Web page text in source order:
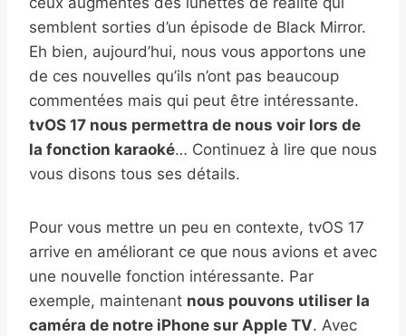
semblent sorties d’un épisode de Black Mirror.
Eh bien, aujourd’hui, nous vous apportons une
de ces nouvelles qu’ils n’ont pas beaucoup
commentées mais qui peut être intéressante.
tvOS 17 nous permettra de nous voir lors de
la fonction karaoké… Continuez à lire que nous
vous disons tous ses détails.
Pour vous mettre un peu en contexte, tvOS 17
arrive en améliorant ce que nous avions et avec
une nouvelle fonction intéressante. Par
exemple, maintenant nous pouvons utiliser la
caméra de notre iPhone sur Apple TV. Avec